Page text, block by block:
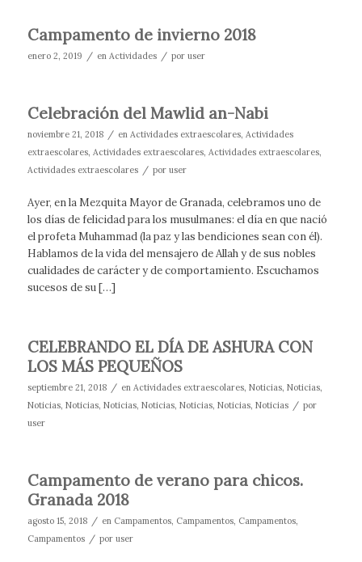
Campamento de invierno 2018
enero 2, 2019 / en Actividades / por user
Celebración del Mawlid an-Nabi
noviembre 21, 2018 / en Actividades extraescolares, Actividades
extraescolares, Actividades extraescolares, Actividades extraescolares,
Actividades extraescolares / por user
Ayer, en la Mezquita Mayor de Granada, celebramos uno de
los días de felicidad para los musulmanes: el día en que nació
el profeta Muhammad (la paz y las bendiciones sean con él).
Hablamos de la vida del mensajero de Allah y de sus nobles
cualidades de carácter y de comportamiento. Escuchamos
sucesos de su […]
CELEBRANDO EL DÍA DE ASHURA CON
LOS MÁS PEQUEÑOS
septiembre 21, 2018 / en Actividades extraescolares, Noticias, Noticias,
Noticias, Noticias, Noticias, Noticias, Noticias, Noticias, Noticias / por
user
Campamento de verano para chicos.
Granada 2018
agosto 15, 2018 / en Campamentos, Campamentos, Campamentos,
Campamentos / por user